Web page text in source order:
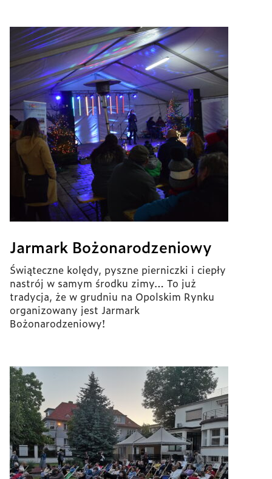
Jarmark Bożonarodzeniowy
Świąteczne kolędy, pyszne pierniczki i ciepły
nastrój w samym środku zimy… To już
tradycja, że w grudniu na Opolskim Rynku
organizowany jest Jarmark
Bożonarodzeniowy!